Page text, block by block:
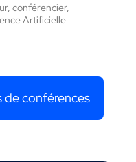
conférencier,
Artificielle
de conférences